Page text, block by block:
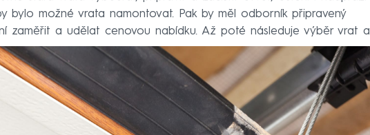
bylo možné vrata namontovat. Pak by měl odborník připravený
zaměřit a udělat cenovou nabídku. Až poté následuje výběr vrat a